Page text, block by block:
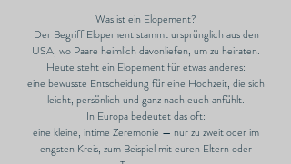
Was ist ein Elopement?
Der Begriff Elopement stammt ursprünglich aus den
USA, wo Paare heimlich davonliefen, um zu heiraten.
Heute steht ein Elopement für etwas anderes:
eine bewusste Entscheidung für eine Hochzeit, die sich
leicht, persönlich und ganz nach euch anfühlt.
In Europa bedeutet das oft:
eine kleine, intime Zeremonie — nur zu zweit oder im
engsten Kreis, zum Beispiel mit euren Eltern oder